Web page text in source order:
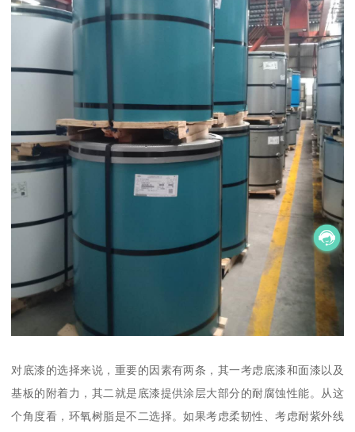
对底漆的选择来说，重要的因素有两条，其一考虑底漆和面漆以及
基板的附着力，其二就是底漆提供涂层大部分的耐腐蚀性能。从这
个角度看，环氧树脂是不二选择。如果考虑柔韧性、考虑耐紫外线